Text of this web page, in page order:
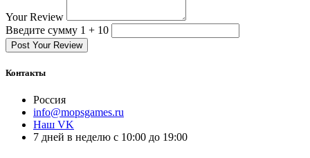
Your Review
Введите сумму 1 + 10
Post Your Review
Контакты
Россия
info@mopsgames.ru
Наш VK
7 дней в неделю с 10:00 до 19:00